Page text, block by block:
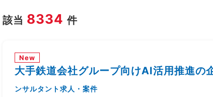
該当 8334 件
New
大手鉄道会社グループ向けAI活用推進の
ンサルタント求人・案件